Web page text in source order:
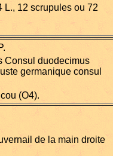
L., 12 scrupules ou 72
Consul duodecimus
germanique consul
(O4).
de la main droite